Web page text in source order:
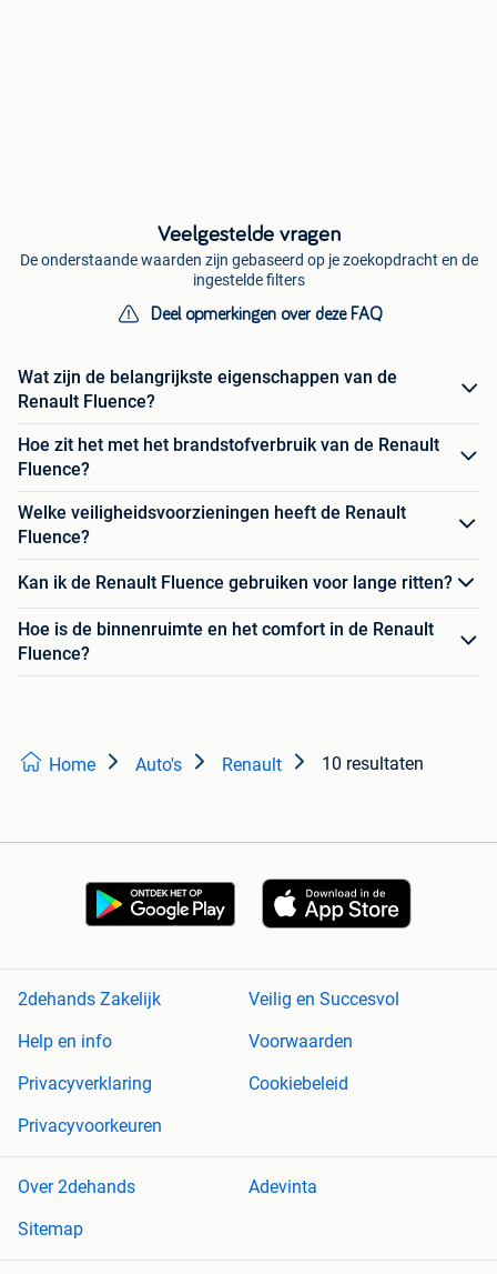
Veelgestelde vragen
De onderstaande waarden zijn gebaseerd op je zoekopdracht en de
ingestelde filters
Deel opmerkingen over deze FAQ
Wat zijn de belangrijkste eigenschappen van de
Renault Fluence?
Hoe zit het met het brandstofverbruik van de Renault
Fluence?
Welke veiligheidsvoorzieningen heeft de Renault
Fluence?
Kan ik de Renault Fluence gebruiken voor lange ritten?
Hoe is de binnenruimte en het comfort in de Renault
Fluence?
Home Auto's Renault 10 resultaten
2dehands Zakelijk
Veilig en Succesvol
Help en info
Voorwaarden
Privacyverklaring
Cookiebeleid
Privacyvoorkeuren
Over 2dehands
Adevinta
Sitemap